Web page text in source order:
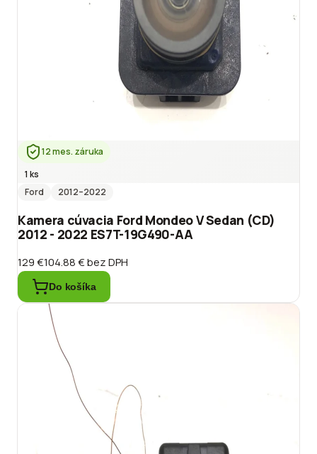
12 mes. záruka
1 ks
Ford
2012–2022
Kamera cúvacia Ford Mondeo V Sedan (CD)
2012 - 2022 ES7T-19G490-AA
129 €104.88 €bez DPH
Do košíka